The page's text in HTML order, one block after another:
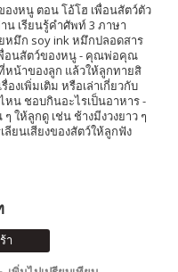
งหนู ตอน โอ้โฮ เพื่อนสัตว์ตัว
น เรียนรู้คำศัพท์ 3 ภาษา
หมึก soy ink หมึกปลอดสาร
พื่อนสัตว์ของหนู - คุณพ่อคุณ
น้าของลูก แล้วให้ลูกทายสิ
งเพิ่มเติม หรือเล่าเกี่ยวกับ
น ชอบกินอะไรเป็นอาหาร -
ห้ลูกดู เช่น ช้างมีงวงยาว ๆ
ยนเสียงของสัตว์ให้ลูกฟัง
า